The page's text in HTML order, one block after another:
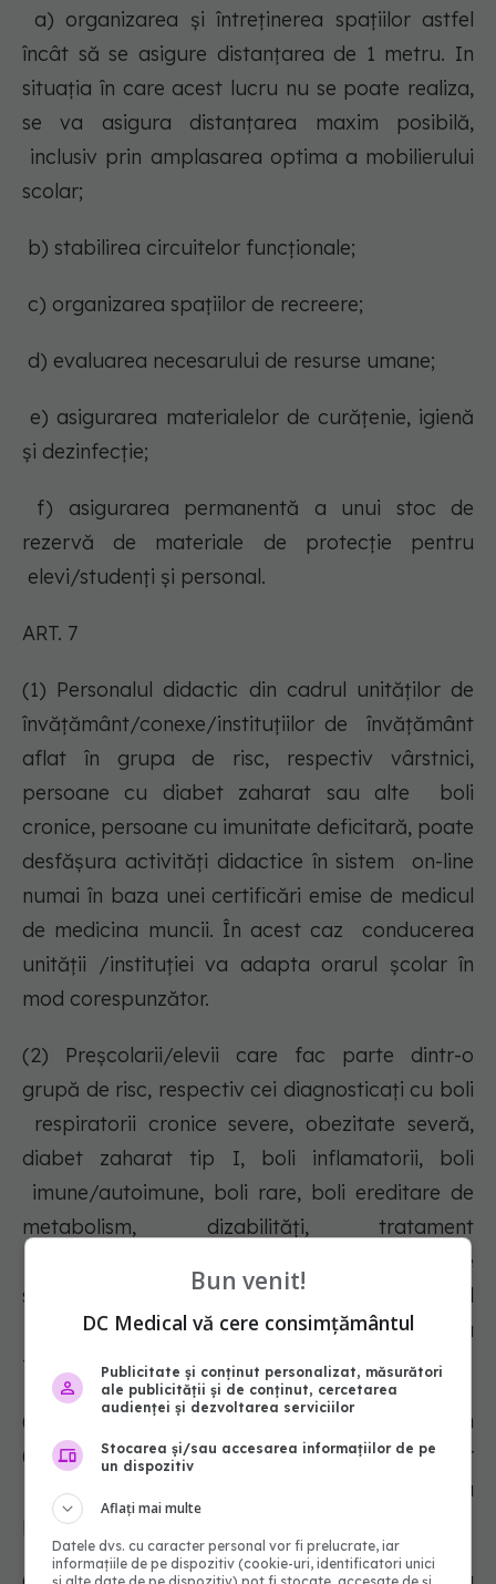
a) organizarea și întreținerea spaţiilor astfel
încât să se asigure distanțarea de 1 metru. In
situația în care acest lucru nu se poate realiza,
se va asigura distanțarea maxim posibilă,
inclusiv prin amplasarea optima a mobilierului
scolar;
b) stabilirea circuitelor funcţionale;
c) organizarea spaţiilor de recreere;
d) evaluarea necesarului de resurse umane;
e) asigurarea materialelor de curăţenie, igienă
şi dezinfecţie;
f) asigurarea permanentă a unui stoc de
rezervă de materiale de protecţie pentru
elevi/studenți şi personal.
ART. 7
(1) Personalul didactic din cadrul unităților de
învățământ/conexe/instituțiilor de învățământ
aflat în grupa de risc, respectiv vârstnici,
persoane cu diabet zaharat sau alte boli
cronice, persoane cu imunitate deficitară, poate
desfășura activități didactice în sistem on-line
numai în baza unei certificări emise de medicul
de medicina muncii. În acest caz conducerea
unității /instituției va adapta orarul școlar în
mod corespunzător.
(2) Preşcolarii/elevii care fac parte dintr-o
grupă de risc, respectiv cei diagnosticați cu boli
respiratorii cronice severe, obezitate severă,
diabet zaharat tip I, boli inflamatorii, boli
imune/autoimune, boli rare, boli ereditare de
metabolism, dizabilităţi, tratament
imunosupresiv, cu avizul şi recomandările
specifice ale medicului curant şi cu acordul
scris al părinţilor, pot fi scutiti de prezenta
fizica in scoala.
(3) Pentru preșcolarii/elevii menționați la alin
(2), conducerile unităţilor de învăţământ vor
identifica, după caz, soluţii pentru asigurarea
procesului educaţional online.
Bun venit!
DC Medical vă cere consimțământul
Publicitate și conținut personalizat, măsurători
ale publicității și de conținut, cercetarea
audienței și dezvoltarea serviciilor
Stocarea și/sau accesarea informațiilor de pe
un dispozitiv
Aflați mai multe
Datele dvs. cu caracter personal vor fi prelucrate, iar
informațiile de pe dispozitiv (cookie-uri, identificatori unici